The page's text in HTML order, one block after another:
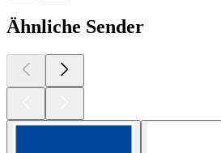
Ähnliche Sender